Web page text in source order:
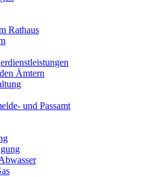
Rathaus
Ämtern
und Passamt